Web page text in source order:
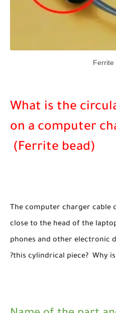
Ferrite
What is the
on a computer
(Ferrite bead)
The computer charger cable
close to the head of the
phones and other electronic
this cylindrical piece? Why